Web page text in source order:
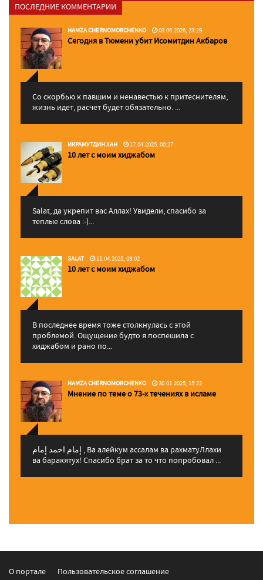
ПОСЛЕДНИЕ КОММЕНТАРИИ
HAMZA CHERNOMORCHENKO 03.06.2026, 23:29
Сегодня в Тюмени убит Исомитдин Акбаров
Со скорбью к павшим и ненавестью к притеснителям,
жизнь идет, расчет будет обязательно. ...
ИКРАМУТДИН ХАН 17.04.2025, 00:27
10 лет с моим хиджабом
Salat, да укрепит вас Аллаx! Увидели, спасибо за
теплые слова :-)...
SALAT 11.04.2025, 09:02
10 лет с моим хиджабом
В последнее время тоже столкнулась с этой
проблемой. Ощущение будто я поспешила с
хиджабом и рано по...
HAMZA CHERNOMORCHENKO 30.01.2025, 15:22
Мнение по теме о 73-х течениях в исламе
إمام احمد إمام , Ва алейкум ассалам ва рахматуЛлахи
ва баракятух! Спасибо брат за то что попробовал ...
О портале Пользовательское соглашение